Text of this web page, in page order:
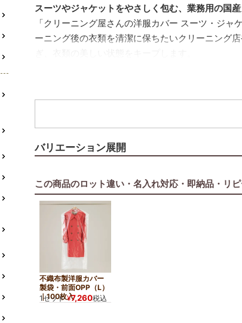
スーツやジャケットをやさしく包む、業務用の国
「クリーニング屋さんの洋服カバー スーツ・ジ
ーニング後の衣類を清潔に保ちたいクリーニング
裾開き仕様なので、丈の長い衣類にも簡単に
必要に応じてカットしても不織布がほつれな
シンプルな無地仕様で店舗ブランドにもなじ
安心の国産品質と業務用対応
国内工場製造による安定した品質
リーズナブルな価格設定で大量使用に対応
こんな用途におすすめ
制服の納品袋として
スーツの保管・発送時に
衣替えの収納カバーに
業務用にふさわしい、品質とコストパフォーマン
バリエーション展開
この商品のロット違い・名入れ対応・即納品・リ
不織布製洋服カバー
製袋・前面OPP（L）
｜100枚入
1セット ¥7,260税込